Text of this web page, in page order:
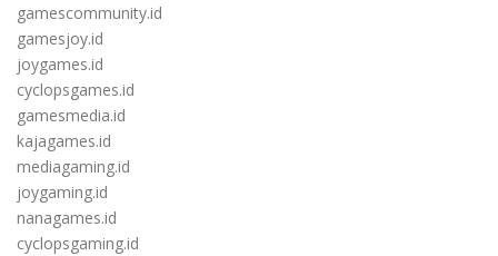
gamescommunity.id
gamesjoy.id
joygames.id
cyclopsgames.id
gamesmedia.id
kajagames.id
mediagaming.id
joygaming.id
nanagames.id
cyclopsgaming.id